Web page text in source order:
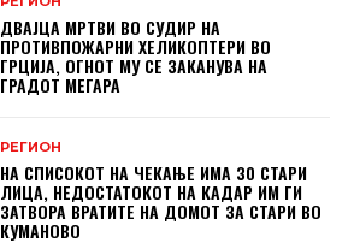
ДВАЈЦА МРТВИ ВО СУДИР НА
ПРОТИВПОЖАРНИ ХЕЛИКОПТЕРИ ВО
ГРЦИЈА, ОГНОТ МУ СЕ ЗАКАНУВА НА
ГРАДОТ МЕГАРА
РЕГИОН
НА СПИСОКОТ НА ЧЕКАЊЕ ИМА 30 СТАРИ
ЛИЦА, НЕДОСТАТОКОТ НА КАДАР ИМ ГИ
ЗАТВОРА ВРАТИТЕ НА ДОМОТ ЗА СТАРИ ВО
КУМАНОВО